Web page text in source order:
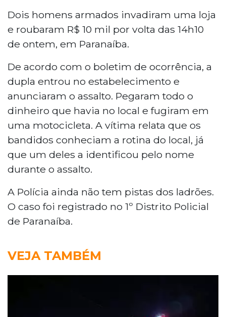
Dois homens armados invadiram uma loja
e roubaram R$ 10 mil por volta das 14h10
de ontem, em Paranaíba.
De acordo com o boletim de ocorrência, a
dupla entrou no estabelecimento e
anunciaram o assalto. Pegaram todo o
dinheiro que havia no local e fugiram em
uma motocicleta. A vítima relata que os
bandidos conheciam a rotina do local, já
que um deles a identificou pelo nome
durante o assalto.
A Polícia ainda não tem pistas dos ladrões.
O caso foi registrado no 1º Distrito Policial
de Paranaíba.
VEJA TAMBÉM